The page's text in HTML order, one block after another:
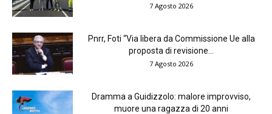
7 Agosto 2026
Pnrr, Foti “Via libera da Commissione Ue alla
proposta di revisione...
7 Agosto 2026
Dramma a Guidizzolo: malore improvviso,
muore una ragazza di 20 anni